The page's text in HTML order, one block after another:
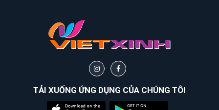
TẢI XUỐNG ỨNG DỤNG CỦA CHÚNG TÔI